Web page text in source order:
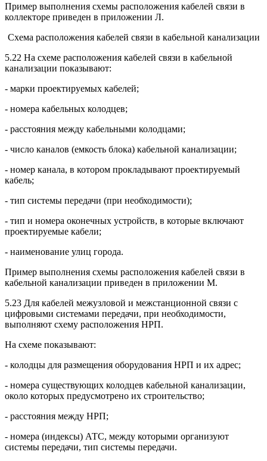
Пример выполнения схемы расположения кабелей связи в
коллекторе приведен в приложении Л.
Схема расположения кабелей связи в кабельной канализации
5.22 На схеме расположения кабелей связи в кабельной
канализации показывают:
- марки проектируемых кабелей;
- номера кабельных колодцев;
- расстояния между кабельными колодцами;
- число каналов (емкость блока) кабельной канализации;
- номер канала, в котором прокладывают проектируемый
кабель;
- тип системы передачи (при необходимости);
- тип и номера оконечных устройств, в которые включают
проектируемые кабели;
- наименование улиц города.
Пример выполнения схемы расположения кабелей связи в
кабельной канализации приведен в приложении М.
5.23 Для кабелей межузловой и межстанционной связи с
цифровыми системами передачи, при необходимости,
выполняют схему расположения НРП.
На схеме показывают:
- колодцы для размещения оборудования НРП и их адрес;
- номера существующих колодцев кабельной канализации,
около которых предусмотрено их строительство;
- расстояния между НРП;
- номера (индексы) АТС, между которыми организуют
системы передачи, тип системы передачи.